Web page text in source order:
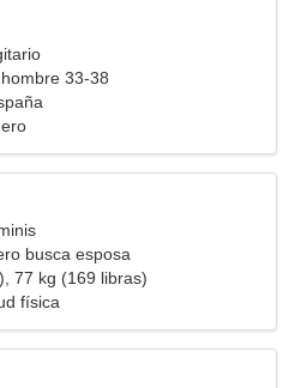
33-38
busca esposa
77 kg (169 libras)
física